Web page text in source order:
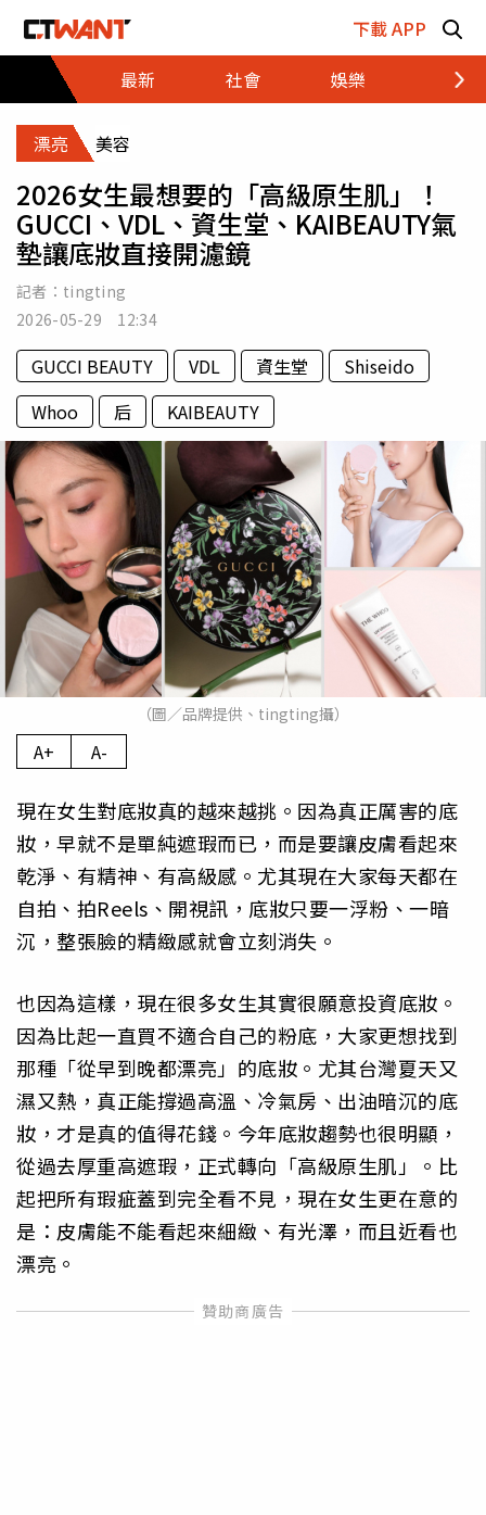
下載 APP
最新
社會 娛樂 財經
漂亮 美容
2026女生最想要的「高級原生肌」！
GUCCI、VDL、資生堂、KAIBEAUTY氣
墊讓底妝直接開濾鏡
記者： tingting
2026-05-29 12:34
GUCCI BEAUTY VDL 資生堂
Shiseido
Whoo
后 KAIBEAUTY
（圖／品牌提供、tingting攝）
A+ A-
現在女生對底妝真的越來越挑。因為真正厲害的底
妝，早就不是單純遮瑕而已，而是要讓皮膚看起來
乾淨、有精神、有高級感。尤其現在大家每天都在
自拍、拍Reels、開視訊，底妝只要一浮粉、一暗
沉，整張臉的精緻感就會立刻消失。
也因為這樣，現在很多女生其實很願意投資底妝。
因為比起一直買不適合自己的粉底，大家更想找到
那種「從早到晚都漂亮」的底妝。尤其台灣夏天又
濕又熱，真正能撐過高溫、冷氣房、出油暗沉的底
妝，才是真的值得花錢。今年底妝趨勢也很明顯，
從過去厚重高遮瑕，正式轉向「高級原生肌」。比
起把所有瑕疵蓋到完全看不見，現在女生更在意的
是：皮膚能不能看起來細緻、有光澤，而且近看也
漂亮。